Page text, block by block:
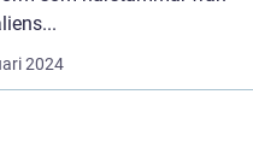
2024